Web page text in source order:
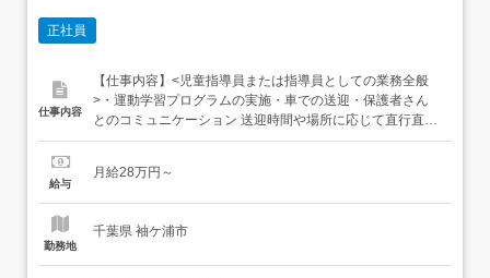
正社員
仕事内容
【仕事内容】<児童指導員または指導員としての業務全般
>・運動学習プログラムの実施・車での送迎・保護者さん
とのコミュニケーション 送迎時間や場所に応じて直行直帰
OK従事すべき業務の変更範囲:法人の定める業務転勤なし
用資格(教員免許含む)・社会福祉主事<必須>・普通自動車
給与
月給28万円～
勤務地
千葉県 袖ケ浦市